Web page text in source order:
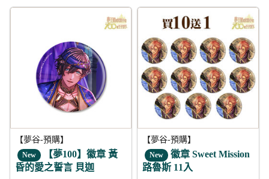
【夢谷-預購】
New 【夢100】徽章 黃
昏的愛之誓言 貝迦
【夢谷-預購】
New 徽章 Sweet Mission
路魯斯 11入